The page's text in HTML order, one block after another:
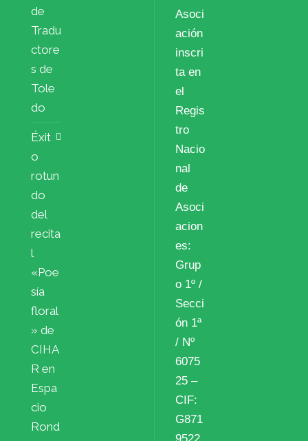
de
Tradu
ctore
s de
Tole
do
Éxit
o
rotun
do
del
recita
l
«Poe
sía
floral
» de
CIHA
R en
Espa
cio
Rond
Asoci
ación
inscri
ta en
el
Regis
tro
Nacio
nal
de
Asoci
acion
es:
Grup
o 1º /
Secci
ón 1ª
/ Nº
6075
25 –
CIF:
G871